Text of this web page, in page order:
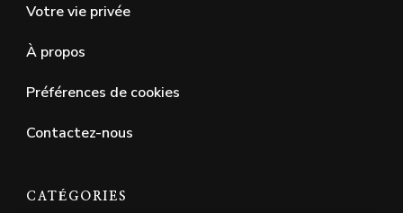
Votre vie privée
À propos
Préférences de cookies
Contactez-nous
CATÉGORIES